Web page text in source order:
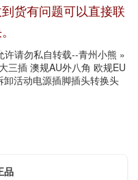
货有问题可以直接联
许请勿私自转载--青州小熊 »
三插 澳规AU外八角 欧规EU
活动电源插脚插头转换头
品